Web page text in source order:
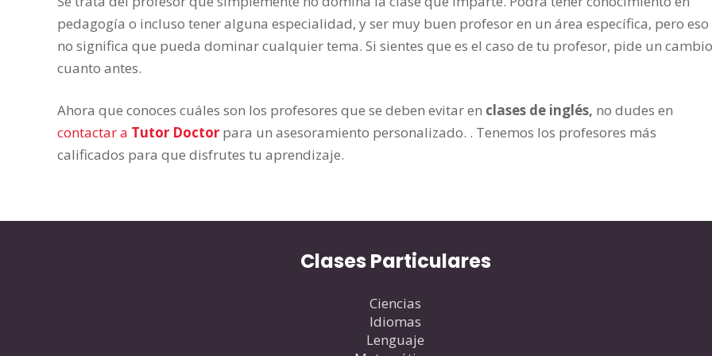
pedagogía o incluso tener alguna especialidad, y ser muy buen profesor en un área específica, pero eso
no significa que pueda dominar cualquier tema. Si sientes que es el caso de tu profesor, pide un cambio
cuanto antes.
Ahora que conoces cuáles son los profesores que se deben evitar en clases de inglés, no dudes en
contactar a Tutor Doctor para un asesoramiento personalizado. . Tenemos los profesores más
calificados para que disfrutes tu aprendizaje.
Clases Particulares
Ciencias
Idiomas
Lenguaje